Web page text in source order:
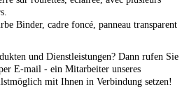
und Dienstleistungen? Dann rufen Sie
E-mail - ein Mitarbeiter unseres
mit Ihnen in Verbindung setzen!